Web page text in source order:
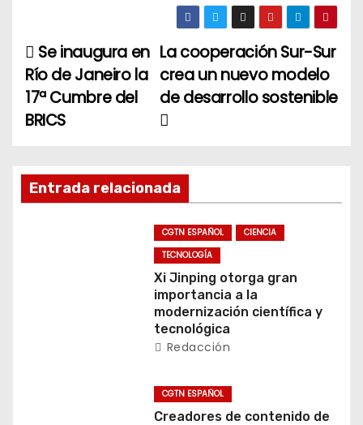
N
a
v
g
La cooperación Sur-Sur
crea un nuevo modelo
de desarrollo sostenible
Se inaugura en
Río de Janeiro la
17ª Cumbre del
BRICS
Entrada relacionada
CGTN ESPAÑOL
CIENCIA
TECNOLOGÍA
Xi Jinping otorga gran
importancia a la
modernización científica y
tecnológica
Redacción
CGTN ESPAÑOL
Creadores de contenido de